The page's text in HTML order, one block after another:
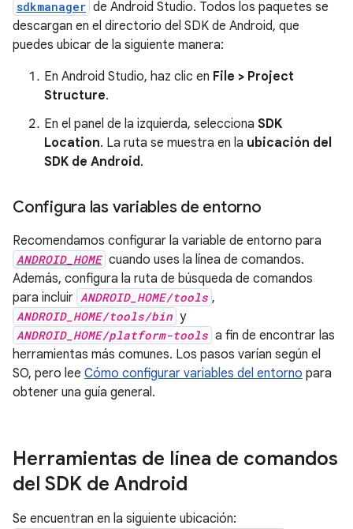
sdkmanager de Android Studio. Todos los paquetes se
descargan en el directorio del SDK de Android, que
puedes ubicar de la siguiente manera:
En Android Studio, haz clic en File > Project
Structure.
En el panel de la izquierda, selecciona SDK
Location. La ruta se muestra en la ubicación del
SDK de Android.
Configura las variables de entorno
Recomendamos configurar la variable de entorno para
ANDROID_HOME cuando uses la línea de comandos.
Además, configura la ruta de búsqueda de comandos
para incluir ANDROID_HOME/tools ,
ANDROID_HOME/tools/bin y
ANDROID_HOME/platform-tools a fin de encontrar las
herramientas más comunes. Los pasos varían según el
SO, pero lee Cómo configurar variables del entorno para
obtener una guía general.
Herramientas de línea de comandos
del SDK de Android
Se encuentran en la siguiente ubicación: